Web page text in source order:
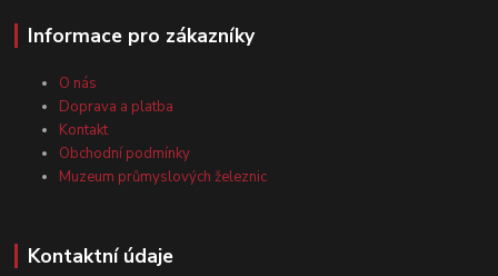
Informace pro zákazníky
O nás
Doprava a platba
Kontakt
Obchodní podmínky
Muzeum průmyslových železnic
Kontaktní údaje